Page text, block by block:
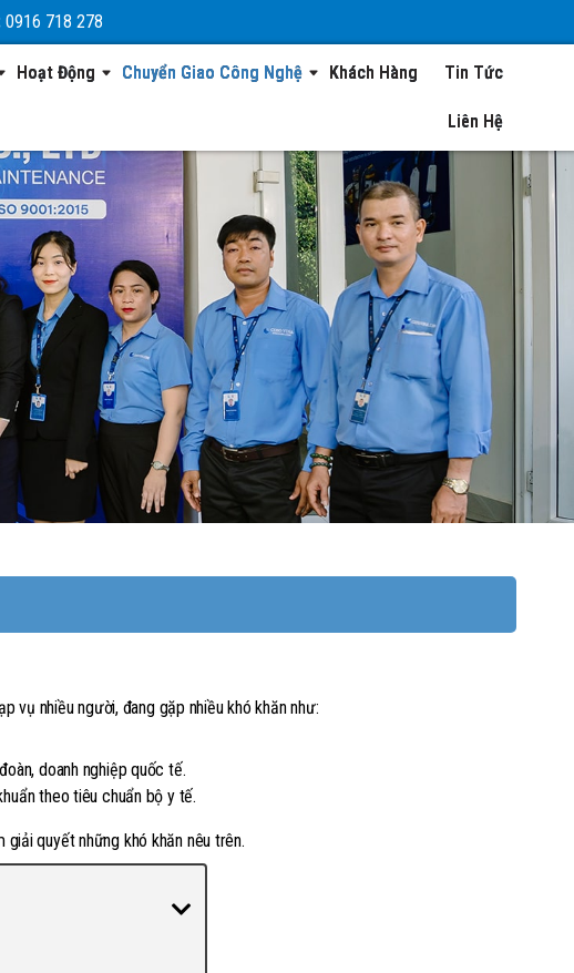
0916 718 278
Hoạt Động Chuyển Giao Công Nghệ Khách Hàng Tin Tức
Liên Hệ
vụ nhiều người, đang gặp nhiều khó khăn như:
doanh nghiệp quốc tế.
theo tiêu chuẩn bộ y tế.
quyết những khó khăn nêu trên.